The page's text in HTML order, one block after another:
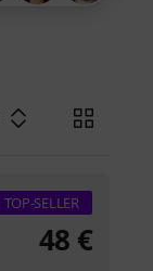
TOP-SELLER
48 €